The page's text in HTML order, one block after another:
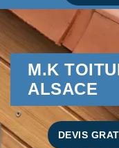
M.K
ALSACE
DEVIS